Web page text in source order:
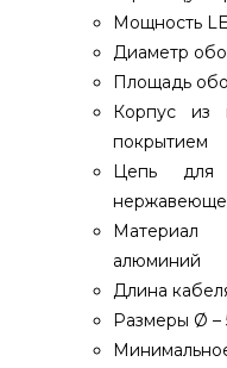
Мощность
Диаметр
Площадь
Корпус из
покрытием
Цепь для
Материал
алюминий
Длина
Размеры Ø –